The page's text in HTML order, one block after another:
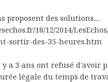
proposent des solutions....
18/12/2014/
sortir-des-35-heures.htm
y a 3 ans ont refusé d'avoir
légale du temps de